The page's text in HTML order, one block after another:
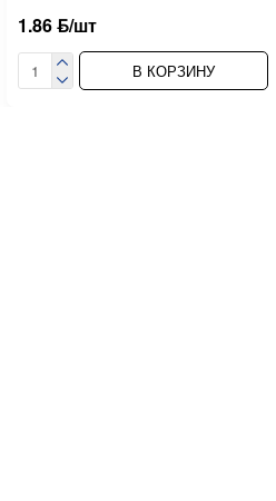
1.86 ƃ/шт
В КОРЗИНУ